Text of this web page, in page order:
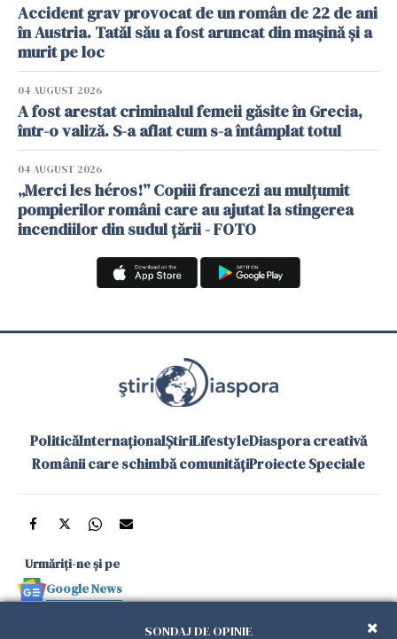
Accident grav provocat de un român de 22 de ani
în Austria. Tatăl său a fost aruncat din mașină și a
murit pe loc
04 AUGUST 2026
A fost arestat criminalul femeii găsite în Grecia,
într-o valiză. S-a aflat cum s-a întâmplat totul
04 AUGUST 2026
„Merci les héros!” Copiii francezi au mulțumit
pompierilor români care au ajutat la stingerea
incendiilor din sudul țării - FOTO
PoliticăInternaționalȘtiriLifestyleDiaspora creativă
Românii care schimbă comunitățiProiecte Speciale
Urmăriți-ne și pe
Google News
SONDAJ DE OPINIE